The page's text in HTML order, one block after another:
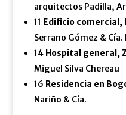
arquitectos Padilla,
11 Edificio comercial,
Serrano Gómez & Cía.
14 Hospital general,
Miguel Silva Chereau
16 Residencia en
Nariño & Cía.